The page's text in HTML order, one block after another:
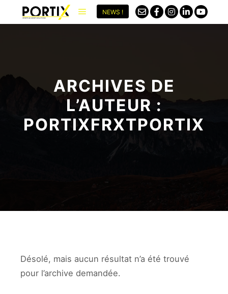
NEWS !
ARCHIVES DE
L’AUTEUR :
PORTIXFRXTPORTIX
Désolé, mais aucun résultat n’a été trouvé
pour l’archive demandée.